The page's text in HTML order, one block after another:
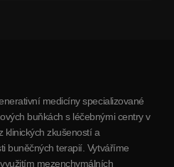
medicíny specializované
buňkách s léčebnými centry v
klinických zkušeností a
buněčných terapií. Vytváříme
mezenchymálních